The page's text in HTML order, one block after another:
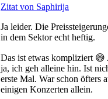
Zitat von Saphirija
Ja leider. Die
in dem Sektor echt heftig.
Das ist etwas kompliziert 😅
ja, ich geh alleine hin. Ist
erste Mal. War schon öfters
einigen Konzerten allein.